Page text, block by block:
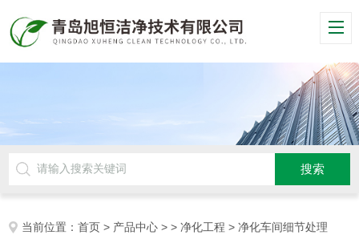
当前位置：首页 > 产品中心 > >净化工程 > 净化车间细节处理